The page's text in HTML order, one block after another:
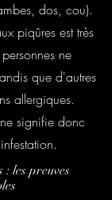
dos, cou).
piqûres est très
ne
que d'autres
allergiques.
signifie donc
: les preuves